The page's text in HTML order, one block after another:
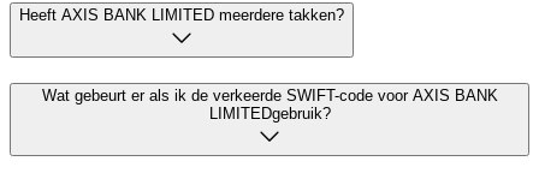
Heeft AXIS BANK LIMITED meerdere takken?
Wat gebeurt er als ik de verkeerde SWIFT-code voor AXIS BANK
LIMITEDgebruik?